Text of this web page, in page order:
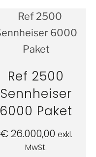
Ref 2500
Sennheiser
6000 Paket
€26.000,00 exkl.
MwSt.